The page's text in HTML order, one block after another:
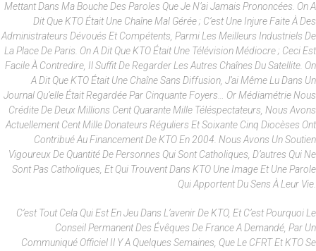
Mettant Dans Ma Bouche Des Paroles Que Je N’ai Jamais Prononcées. On A
Dit Que KTO Était Une Chaîne Mal Gérée ; C’est Une Injure Faite À Des
Administrateurs Dévoués Et Compétents, Parmi Les Meilleurs Industriels De
La Place De Paris. On A Dit Que KTO Était Une Télévision Médiocre ; Ceci Est
Facile À Contredire, Il Suffit De Regarder Les Autres Chaînes Du Satellite. On
A Dit Que KTO Était Une Chaîne Sans Diffusion, J’ai Même Lu Dans Un
Journal Qu’elle Était Regardée Par Cinquante Foyers… Or Médiamétrie Nous
Crédite De Deux Millions Cent Quarante Mille Téléspectateurs, Nous Avons
Actuellement Cent Mille Donateurs Réguliers Et Soixante Cinq Diocèses Ont
Contribué Au Financement De KTO En 2004. Nous Avons Un Soutien
Vigoureux De Quantité De Personnes Qui Sont Catholiques, D’autres Qui Ne
Sont Pas Catholiques, Et Qui Trouvent Dans KTO Une Image Et Une Parole
Qui Apportent Du Sens À Leur Vie.
C’est Tout Cela Qui Est En Jeu Dans L’avenir De KTO, Et C’est Pourquoi Le
Conseil Permanent Des Évêques De France A Demandé, Par Un
Communiqué Officiel Il Y A Quelques Semaines, Que Le CFRT Et KTO Se